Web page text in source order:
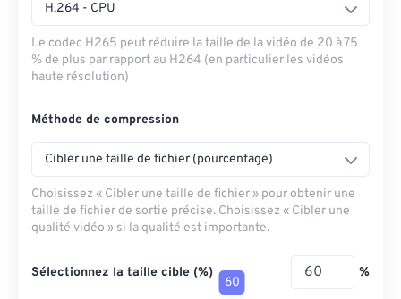
H.264 - CPU
Le codec H265 peut réduire la taille de la vidéo de 20 à 75
% de plus par rapport au H264 (en particulier les vidéos
haute résolution)
Méthode de compression
Cibler une taille de fichier (pourcentage)
Choisissez « Cibler une taille de fichier » pour obtenir une
taille de fichier de sortie précise. Choisissez « Cibler une
qualité vidéo » si la qualité est importante.
Sélectionnez la taille cible (%) %
60